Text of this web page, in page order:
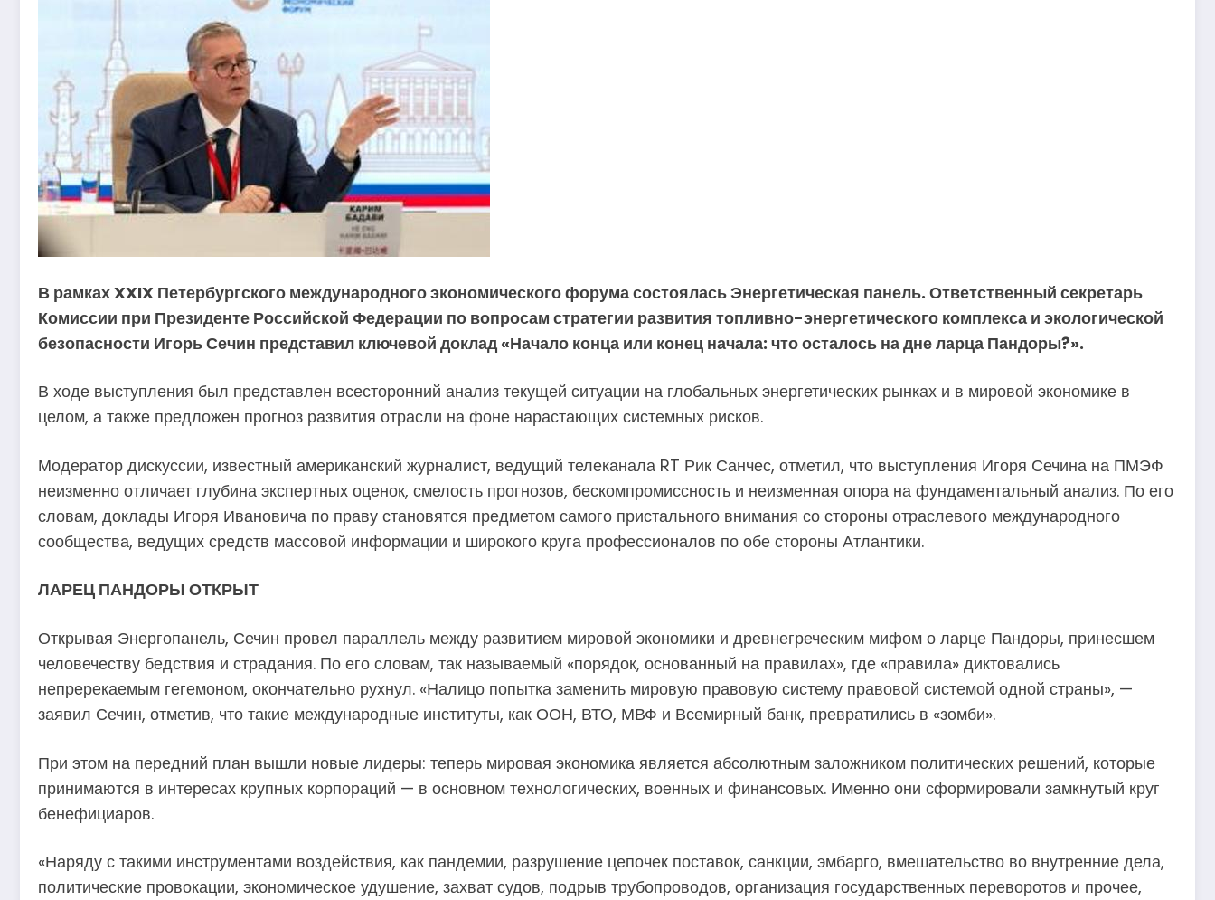
В рамках XXIX Петербургского международного экономического форума состоялась Энергетическая панель. Ответственный секретарь
Комиссии при Президенте Российской Федерации по вопросам стратегии развития топливно-энергетического комплекса и экологической
безопасности Игорь Сечин представил ключевой доклад «Начало конца или конец начала: что осталось на дне ларца Пандоры?».
В ходе выступления был представлен всесторонний анализ текущей ситуации на глобальных энергетических рынках и в мировой экономике в
целом, а также предложен прогноз развития отрасли на фоне нарастающих системных рисков.
Модератор дискуссии, известный американский журналист, ведущий телеканала RT Рик Санчес, отметил, что выступления Игоря Сечина на ПМЭФ
неизменно отличает глубина экспертных оценок, смелость прогнозов, бескомпромиссность и неизменная опора на фундаментальный анализ. По его
словам, доклады Игоря Ивановича по праву становятся предметом самого пристального внимания со стороны отраслевого международного
сообщества, ведущих средств массовой информации и широкого круга профессионалов по обе стороны Атлантики.
ЛАРЕЦ ПАНДОРЫ ОТКРЫТ
Открывая Энергопанель, Сечин провел параллель между развитием мировой экономики и древнегреческим мифом о ларце Пандоры, принесшем
человечеству бедствия и страдания. По его словам, так называемый «порядок, основанный на правилах», где «правила» диктовались
непререкаемым гегемоном, окончательно рухнул. «Налицо попытка заменить мировую правовую систему правовой системой одной страны», —
заявил Сечин, отметив, что такие международные институты, как ООН, ВТО, МВФ и Всемирный банк, превратились в «зомби».
При этом на передний план вышли новые лидеры: теперь мировая экономика является абсолютным заложником политических решений, которые
принимаются в интересах крупных корпораций — в основном технологических, военных и финансовых. Именно они сформировали замкнутый круг
бенефициаров.
«Наряду с такими инструментами воздействия, как пандемии, разрушение цепочек поставок, санкции, эмбарго, вмешательство во внутренние дела,
политические провокации, экономическое удушение, захват судов, подрыв трубопроводов, организация государственных переворотов и прочее,